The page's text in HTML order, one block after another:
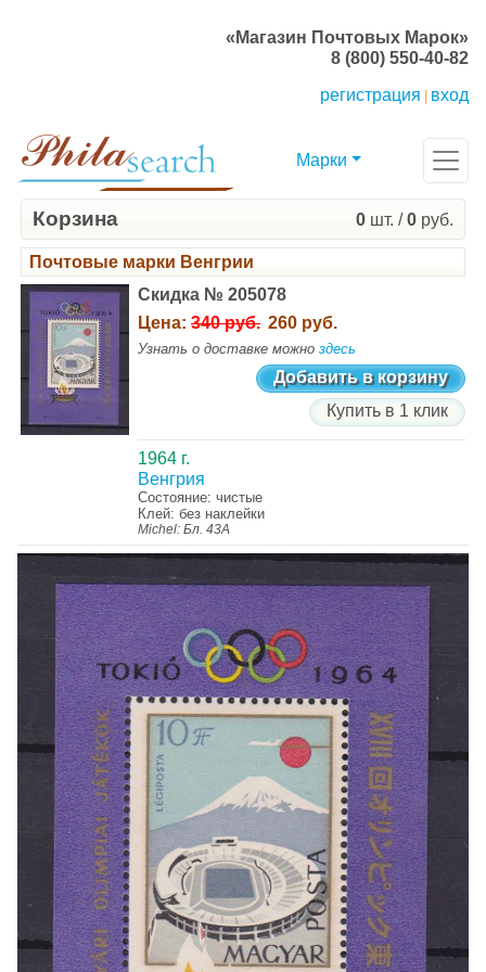
«Магазин Почтовых Марок»
8 (800) 550-40-82
регистрация
вход
Марки
Корзина 0 шт. /0 руб.
Почтовые марки Венгрии
Скидка № 205078
Цена: 340 руб. 260 руб.
Узнать о доставке можно здесь
Добавить в корзину
Купить в 1 клик
1964 г.
Венгрия
Состояние: чистые
Клей: без наклейки
Michel: Бл. 43А